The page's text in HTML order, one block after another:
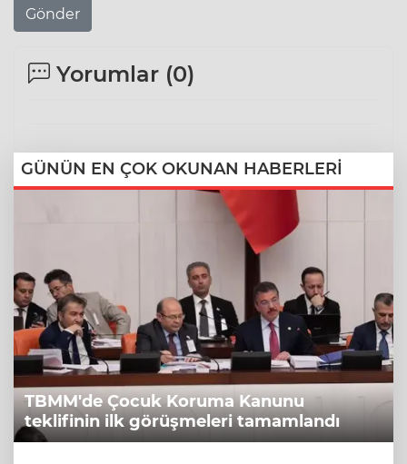
Gönder
Yorumlar (0)
GÜNÜN EN ÇOK OKUNAN HABERLERİ
TBMM'de Çocuk Koruma Kanunu
teklifinin ilk görüşmeleri tamamlandı